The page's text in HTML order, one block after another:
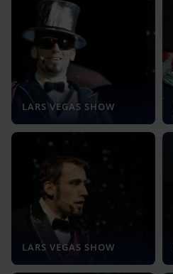
LARS VEGAS SHOW
LARS VEGAS SHOW